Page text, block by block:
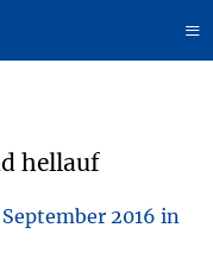
≡
hellauf
2016 in